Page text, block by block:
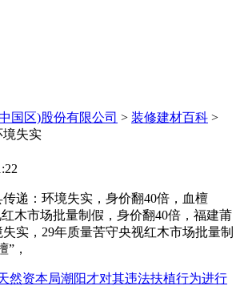
国区)股份有限公司 > 装修建材百科 >
境失实
：环境失实，身价翻40倍，血檀
木市场批量制假，身价翻40倍，福建莆
实，29年质量苦守央视红木市场批量制
”，
然资本局潮阳才对其违法扶植行为进行